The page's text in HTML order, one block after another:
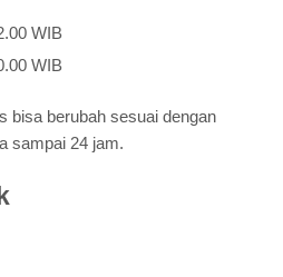
WIB
WIB
bisa berubah sesuai dengan
sampai 24 jam.